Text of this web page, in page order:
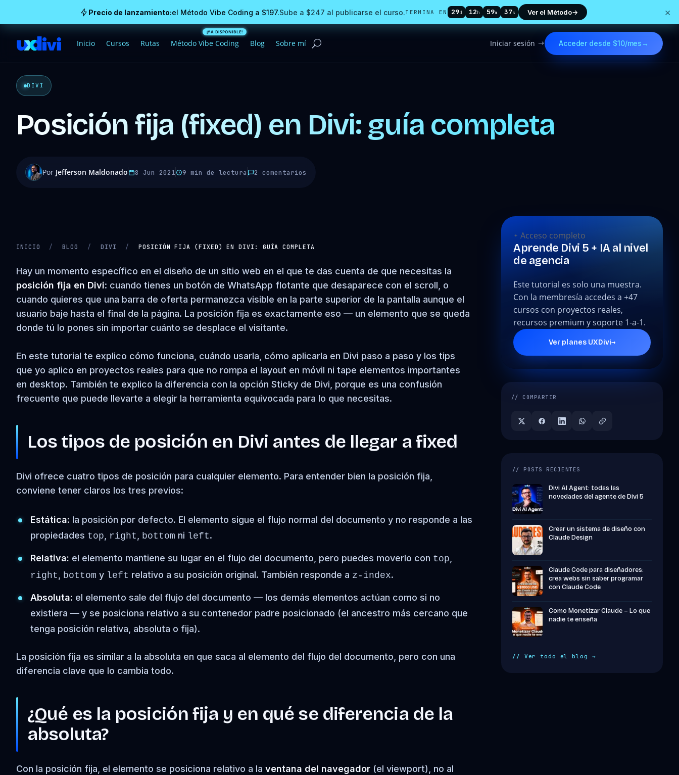
Precio de lanzamiento:el Método Vibe Coding a $197.Sube a $247 al publicarse el curso.TERMINA EN 29d 12h 59m 36s Ver el Método→ ×
Inicio Cursos Rutas Método Vibe Coding Blog Sobre mí $
Iniciar sesión Acceder desde $10/mes →
DIVI
Posición fija (fixed) en Divi: guía completa
Por Jefferson Maldonado 8 Jun 2021 9 min de lectura 2 comentarios
CARGANDO VIDEO…
INICIO / BLOG / DIVI / POSICIÓN FIJA (FIXED) EN DIVI: GUÍA COMPLETA
Hay un momento específico en el diseño de un sitio web en el que te das cuenta de que necesitas la
posición fija en Divi: cuando tienes un botón de WhatsApp flotante que desaparece con el scroll, o
cuando quieres que una barra de oferta permanezca visible en la parte superior de la pantalla aunque el
usuario baje hasta el final de la página. La posición fija es exactamente eso — un elemento que se queda
donde tú lo pones sin importar cuánto se desplace el visitante.
En este tutorial te explico cómo funciona, cuándo usarla, cómo aplicarla en Divi paso a paso y los tips
que yo aplico en proyectos reales para que no rompa el layout en móvil ni tape elementos importantes
en desktop. También te explico la diferencia con la opción Sticky de Divi, porque es una confusión
frecuente que puede llevarte a elegir la herramienta equivocada para lo que necesitas.
Los tipos de posición en Divi antes de llegar a fixed
Divi ofrece cuatro tipos de posición para cualquier elemento. Para entender bien la posición fija,
conviene tener claros los tres previos:
Estática: la posición por defecto. El elemento sigue el flujo normal del documento y no responde a las
propiedades top right bottom ni left.
Relativa: el elemento mantiene su lugar en el flujo del documento, pero puedes moverlo con top
right bottom y left relativo a su posición original. También responde a z-index.
Absoluta: el elemento sale del flujo del documento — los demás elementos actúan como si no
existiera — y se posiciona relativo a su contenedor padre posicionado (el ancestro más cercano que
tenga posición relativa, absoluta o fija).
La posición fija es similar a la absoluta en que saca al elemento del flujo del documento, pero con una
diferencia clave que lo cambia todo.
¿Qué es la posición fija y en qué se diferencia de la
absoluta?
Con la posición fija, el elemento se posiciona relativo a la ventana del navegador (el viewport), no al
Acceso completo
Aprende Divi 5 + IA al nivel
de agencia
Este tutorial es solo una muestra.
Con la membresía accedes a +47
cursos con proyectos reales,
recursos premium y soporte 1-a-1.
Ver planes UXDivi→
// COMPARTIR
// POSTS RECIENTES
Divi AI Agent: todas las
novedades del agente de Divi 5
Crear un sistema de diseño con
Claude Design
Claude Code para diseñadores:
crea webs sin saber programar
con Claude Code
Como Monetizar Claude – Lo que
nadie te enseña
// Ver todo el blog →